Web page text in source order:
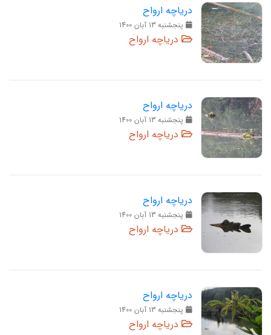
دریاچه ارواح
پنجشنبه 13 آبان 1400
دریاچه ارواح
دریاچه ارواح
پنجشنبه 13 آبان 1400
دریاچه ارواح
دریاچه ارواح
پنجشنبه 13 آبان 1400
دریاچه ارواح
دریاچه ارواح
پنجشنبه 13 آبان 1400
دریاچه ارواح